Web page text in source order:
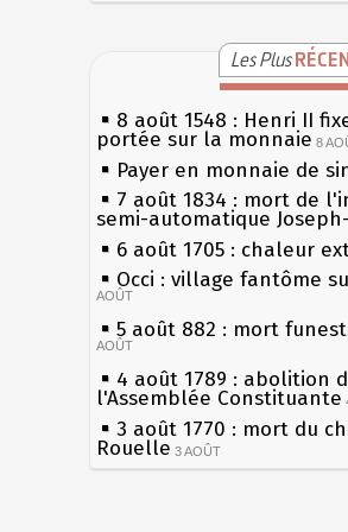
Les Plus
8 août 1548 : Henri II
portée sur la monnaie 8
Payer en monnaie de
7 août 1834 : mort de
semi-automatique
6 août 1705 : chaleur
Occi : village fantôme
AOÛT
5 août 882 : mort
AOÛT
4 août 1789 : abolition
l'Assemblée Constituante
3 août 1770 : mort du
Rouelle 3 AOÛT
Musée Jean de La